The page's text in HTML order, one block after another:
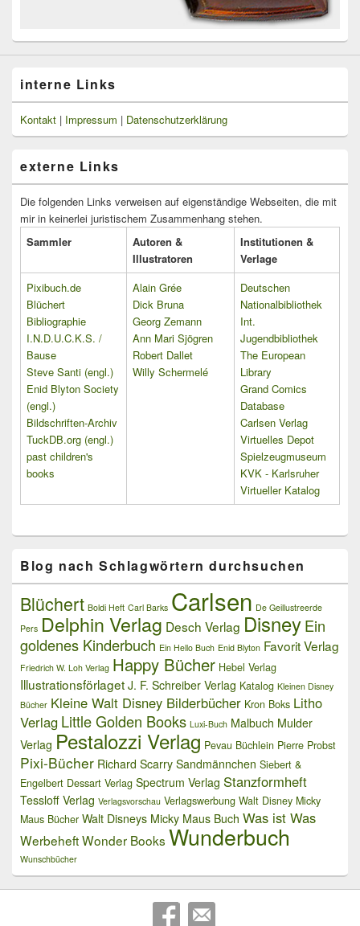
interne Links
Kontakt | Impressum | Datenschutzerklärung
externe Links
Die folgenden Links verweisen auf eigenständige Webseiten, die mit
mir in keinerlei juristischem Zusammenhang stehen.
Sammler
Autoren &
Illustratoren
Institutionen &
Verlage
Pixibuch.de
Blüchert
Bibliographie
I.N.D.U.C.K.S. /
Bause
Steve Santi (engl.)
Enid Blyton Society
(engl.)
Bildschriften-Archiv
TuckDB.org (engl.)
past children's
books
Alain Grée
Dick Bruna
Georg Zemann
Ann Mari Sjögren
Robert Dallet
Willy Schermelé
Deutschen
Nationalbibliothek
Int.
Jugendbibliothek
The European
Library
Grand Comics
Database
Carlsen Verlag
Virtuelles Depot
Spielzeugmuseum
KVK - Karlsruher
Virtueller Katalog
Blog nach Schlagwörtern durchsuchen
Blüchert Boldi Heft Carl Barks Carlsen De Geillustreerde
Pers Delphin Verlag Desch Verlag DisneyEin
goldenes Kinderbuch Ein Hello Buch Enid Blyton Favorit Verlag
Friedrich W. Loh Verlag Happy Bücher Hebel Verlag
Illustrationsförlaget J. F. Schreiber Verlag Katalog Kleinen Disney
Bücher Kleine Walt Disney Bilderbücher Kron Boks Litho
Verlag Little Golden Books Luxi-Buch Malbuch Mulder
Verlag Pestalozzi Verlag Pevau Büchlein Pierre Probst
Pixi-Bücher Richard Scarry Sandmännchen Siebert &
Engelbert Dessart Verlag Spectrum Verlag Stanzformheft
Tessloff Verlag Verlagsvorschau Verlagswerbung Walt Disney Micky
Maus Bücher Walt Disneys Micky Maus Buch Was ist Was
WerbeheftWonder Books Wunderbuch
Wunschbücher